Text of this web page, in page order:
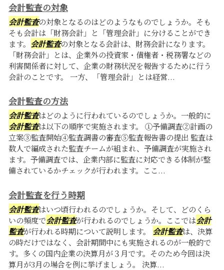
会計監査の対象
会計監査の対象となるのはどのようなものでしょうか。そも
そも会計は「財務会計」と「管理会計」に分けることができ
ます。 会計監査の対象となる会計は、財務会計になります。
「財務会計」とは、企業外の投資家・債権者・税務署などの
利害関係者に対して、企業の財務状況を報告するために行う
会計のことです。 一方、「管理会計」とは経営...
会計監査の方法
会計監査はどのように行われているのでしょうか。一般的に
会計監査は以下の順序で実施されます。 ①予備調査②計画の
立案③監査開始④監査調書の審査⑤監査報告書の提出 監査は
数人で編成された監査チームが組まれ、予備調査が実施され
ます。予備調査では、企業内部に監査に対応できる体制が整
備されているかチェックが行われます。ここ...
会計監査を行う時期
会計監査はいつ頃行われるのでしょうか。そして、どのくら
いの頻度で会計監査が行われるのでしょうか。ここでは会計
監査が行われる時期について説明します。 会計監査は、決算
の時だけではなく、会計期間中にも実施されるのが一般的で
す。多くの国内企業の決算月が３月です。そのため今回は決
算月が3月の場合を例に挙げましょう。 決算...